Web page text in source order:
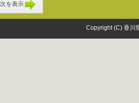
次を表示
Copyright (C) 香川